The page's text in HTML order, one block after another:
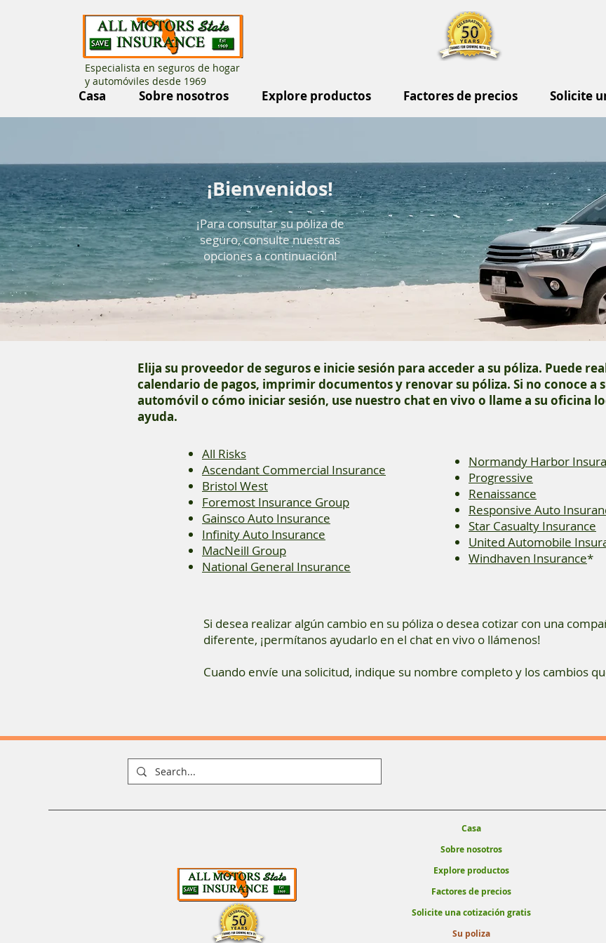
Especialista en seguros de hogar
y automóviles desde 1969
Casa Sobre nosotros Explore productos Factores de precios Solicite
¡Bienvenidos!
¡Para consultar su póliza de
seguro, consulte nuestras
opciones a continuación!
Elija su proveedor de seguros e inicie sesión para acceder a su póliza. Puede
calendario de pagos, imprimir documentos y renovar su póliza. Si no conoce a
automóvil o cómo iniciar sesión, use nuestro chat en vivo o llame a su oficina
ayuda.
All Risks​
Ascendant Commercial Insurance
Bristol West
Foremost Insurance Group
Gainsco Auto Insurance
Infinity Auto Insurance
MacNeill Group
National General Insurance
Normandy Harbor
Progressive
Renaissance
Responsive Auto
Star Casualty Insurance
United Automobile
Windhaven Insurance*
Si desea realizar algún cambio en su póliza o desea cotizar con una
diferente, ¡permítanos ayudarlo en el chat en vivo o llámenos!
Cuando envíe una solicitud, indique su nombre completo y los cambios
Casa
Sobre nosotros
Explore productos
Factores de precios
Solicite una cotización gratis
Su poliza